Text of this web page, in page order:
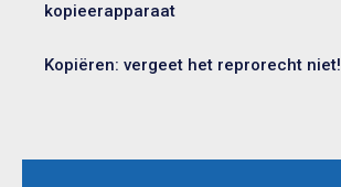
kopieerapparaat
Kopiëren: vergeet het reprorecht niet!